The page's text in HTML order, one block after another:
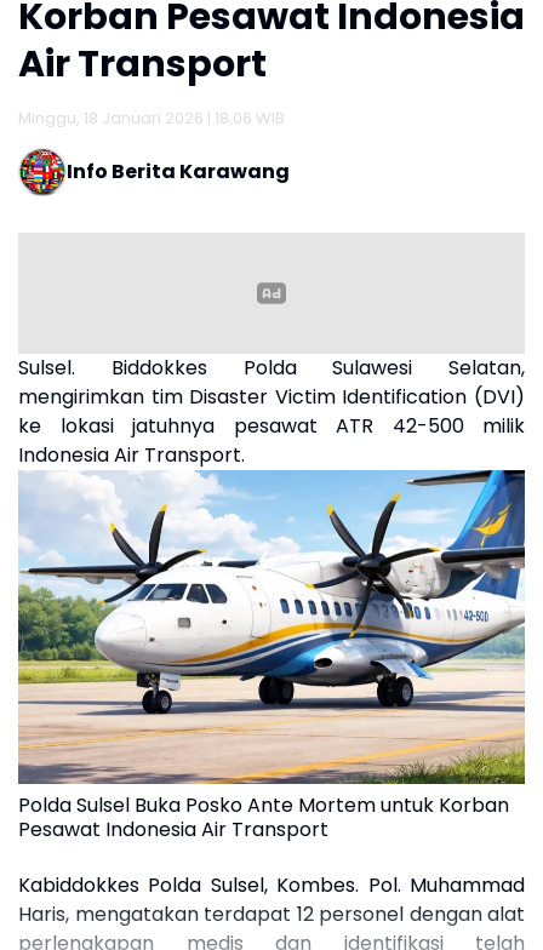
Korban Pesawat Indonesia
Air Transport
Minggu, 18 Januari 2026 | 18:06 WIB
Info Berita Karawang
Sulsel. Biddokkes Polda Sulawesi Selatan,
mengirimkan tim Disaster Victim Identification (DVI)
ke lokasi jatuhnya pesawat ATR 42-500 milik
Indonesia Air Transport.
Polda Sulsel Buka Posko Ante Mortem untuk Korban
Pesawat Indonesia Air Transport
Kabiddokkes Polda Sulsel, Kombes. Pol. Muhammad
Haris, mengatakan terdapat 12 personel dengan alat
perlengkapan medis dan identifikasi telah